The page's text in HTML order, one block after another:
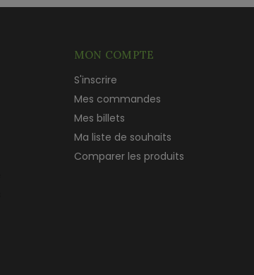
MON COMPTE
S'inscrire
Mes commandes
Mes billets
Ma liste de souhaits
Comparer les produits